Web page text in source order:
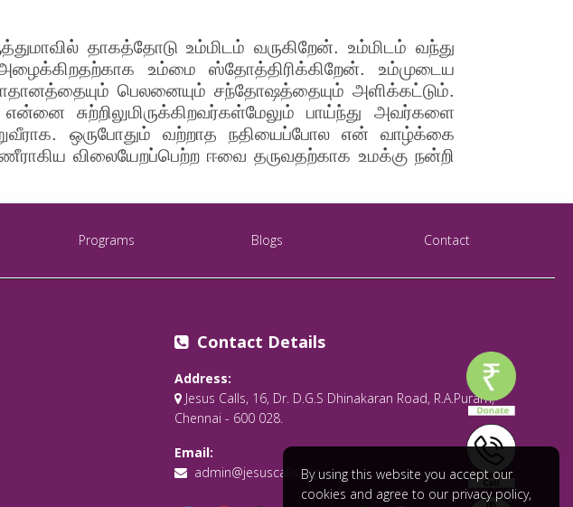
தாகத்தோடு உம்மிடம் வருகிறேன். உம்மிடம் வந்து
உம்மை ஸ்தோத்திரிக்கிறேன். உம்முடைய
பெலனையும் சந்தோஷத்தையும் அளிக்கட்டும்.
சுற்றிலுமிருக்கிறவர்கள்மேலும் பாய்ந்து அவர்களை
ஒருபோதும் வற்றாத நதியைப்போல என் வாழ்க்கை
விலையேறப்பெற்ற ஈவை தருவதற்காக உமக்கு நன்றி
Programs Blogs Contact
Contact Details
Address:
Jesus Calls, 16, Dr. D.G.S Dhinakaran Road, R.A.Puram,
Chennai - 600 028.
Email:
admin@jesuscalls.orgBy using this website you accept our
cookies and agree to our privacy policy,